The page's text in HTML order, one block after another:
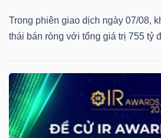
Trong phiên giao dịch ngày 07/08,
thái bán ròng với tổng giá trị 755 tỷ